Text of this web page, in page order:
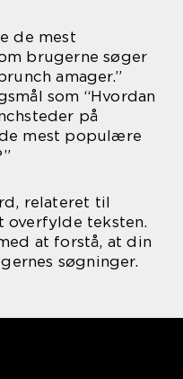
de mest
brugerne søger
amager.”
som “Hvordan
på
mest populære
relateret til
overfylde teksten.
at forstå, at din
søgninger.